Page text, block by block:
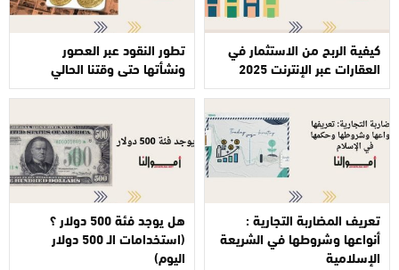
كيفية الربح من الاستثمار في
العقارات عبر الإنترنت 2025
تطور النقود عبر العصور
ونشأتها حتى وقتنا الحالي
تعريف المضاربة التجارية :
أنواعها وشروطها في الشريعة
الإسلامية
هل يوجد فئة 500 دولار ؟
(استخدامات الـ 500 دولار
اليوم)